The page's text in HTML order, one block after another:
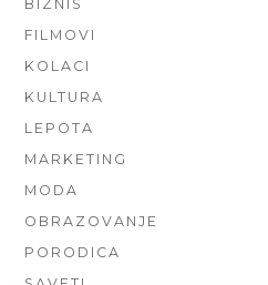
BIZNIS
FILMOVI
KOLACI
KULTURA
LEPOTA
MARKETING
MODA
OBRAZOVANJE
PORODICA